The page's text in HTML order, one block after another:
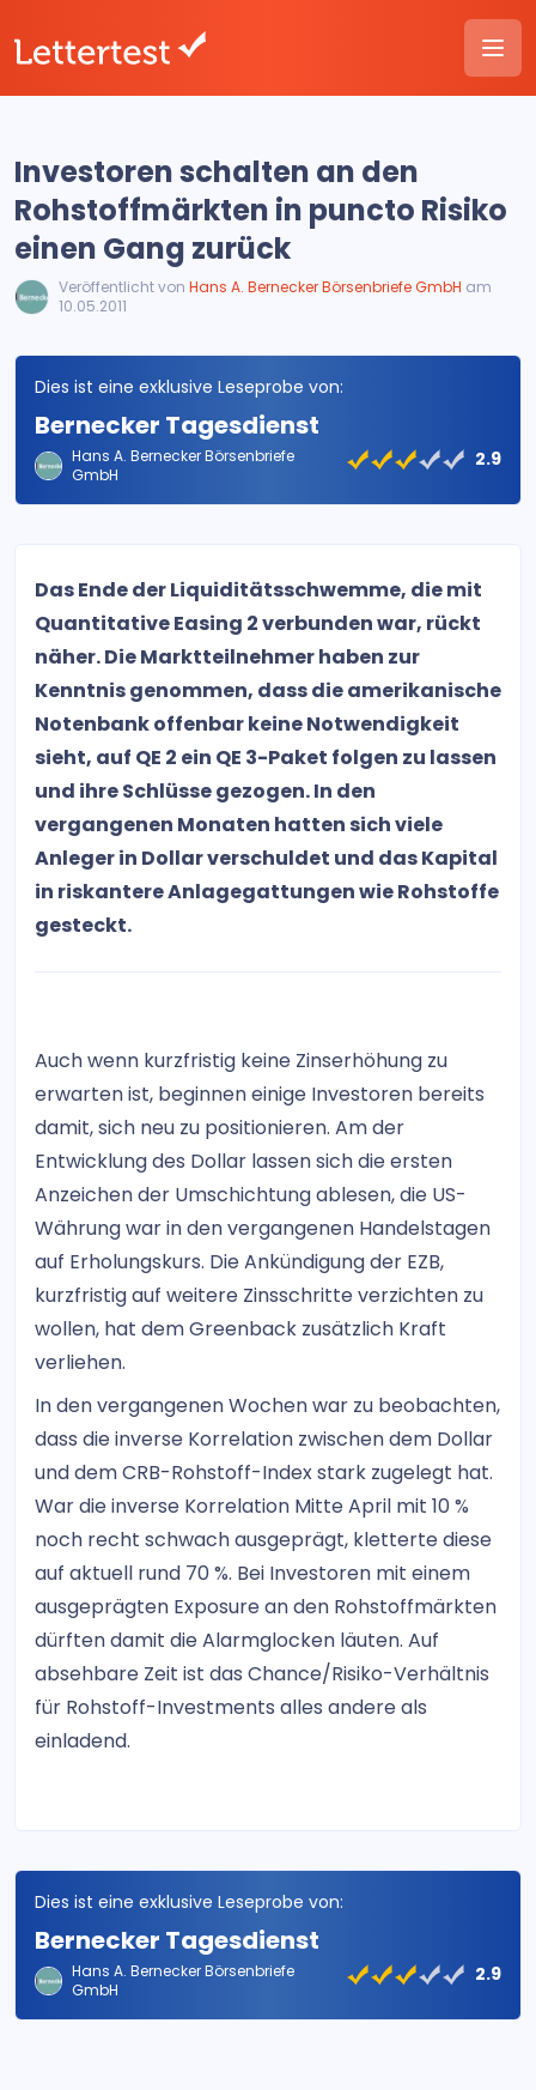
Investoren schalten an den
Rohstoffmärkten in puncto Risiko
einen Gang zurück
Veröffentlicht vonHans A. Bernecker Börsenbriefe GmbH am
10.05.2011
Dies ist eine exklusive Leseprobe von:
Bernecker Tagesdienst
Hans A. Bernecker Börsenbriefe
GmbH
2.9
Das Ende der Liquiditätsschwemme, die mit
Quantitative Easing 2 verbunden war, rückt
näher. Die Marktteilnehmer haben zur
Kenntnis genommen, dass die amerikanische
Notenbank offenbar keine Notwendigkeit
sieht, auf QE 2 ein QE 3-Paket folgen zu lassen
und ihre Schlüsse gezogen. In den
vergangenen Monaten hatten sich viele
Anleger in Dollar verschuldet und das Kapital
in riskantere Anlagegattungen wie Rohstoffe
gesteckt.
Auch wenn kurzfristig keine Zinserhöhung zu
erwarten ist, beginnen einige Investoren bereits
damit, sich neu zu positionieren. Am der
Entwicklung des Dollar lassen sich die ersten
Anzeichen der Umschichtung ablesen, die US-
Währung war in den vergangenen Handelstagen
auf Erholungskurs. Die Ankündigung der EZB,
kurzfristig auf weitere Zinsschritte verzichten zu
wollen, hat dem Greenback zusätzlich Kraft
verliehen.
In den vergangenen Wochen war zu beobachten,
dass die inverse Korrelation zwischen dem Dollar
und dem CRB-Rohstoff-Index stark zugelegt hat.
War die inverse Korrelation Mitte April mit 10 %
noch recht schwach ausgeprägt, kletterte diese
auf aktuell rund 70 %. Bei Investoren mit einem
ausgeprägten Exposure an den Rohstoffmärkten
dürften damit die Alarmglocken läuten. Auf
absehbare Zeit ist das Chance/Risiko-Verhältnis
für Rohstoff-Investments alles andere als
einladend.
Dies ist eine exklusive Leseprobe von:
Bernecker Tagesdienst
Hans A. Bernecker Börsenbriefe
GmbH
2.9